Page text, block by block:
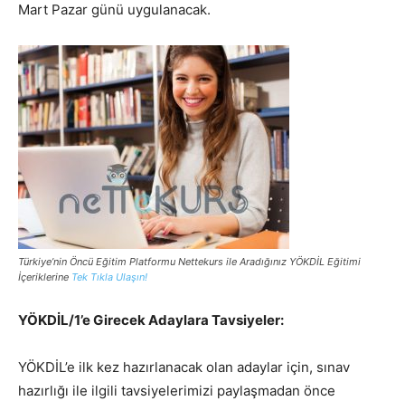
Mart Pazar günü uygulanacak.
Türkiye’nin Öncü Eğitim Platformu Nettekurs ile Aradığınız YÖKDİL Eğitimi
İçeriklerine Tek Tıkla Ulaşın!
YÖKDİL/1’e Girecek Adaylara Tavsiyeler:
YÖKDİL’e ilk kez hazırlanacak olan adaylar için, sınav
hazırlığı ile ilgili tavsiyelerimizi paylaşmadan önce